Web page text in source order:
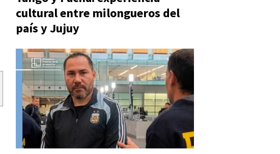
cultural entre milongueros del
país y Jujuy